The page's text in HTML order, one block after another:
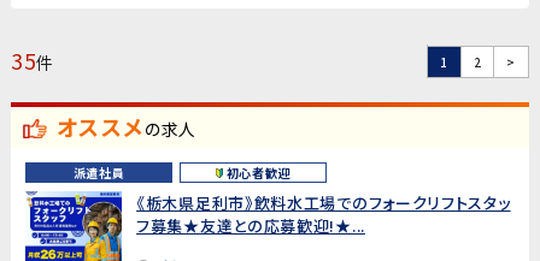
35件 1 2 >
オススメの求人
派遣社員 初心者歓迎
《栃木県足利市》飲料水工場でのフォークリフトスタッ
フ募集★友達との応募歓迎!★...